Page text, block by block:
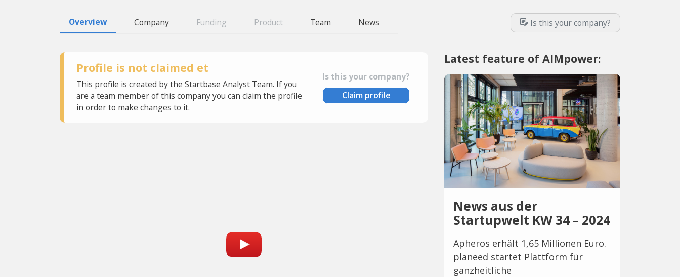
Overview Company Funding Product Team News Is this your company?
Profile is not claimed et
This profile is created by the Startbase Analyst Team. If you
are a team member of this company you can claim the profile
in order to make changes to it.
Is this your company?
Claim profile
Latest feature of AIMpower:
News aus der
Startupwelt KW 34 – 2024
Apheros erhält 1,65 Millionen Euro.
planeed startet Plattform für
ganzheitliche